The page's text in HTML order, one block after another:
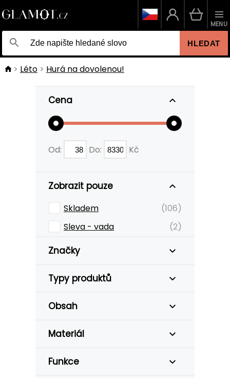
HLEDAT
MENU
Léto Hurá na dovolenou!
Cena
Od: Do: Kč
Zobrazit pouze
Skladem
(106)
Sleva - vada
(2)
Značky
Typy produktů
Obsah
Materiál
Funkce